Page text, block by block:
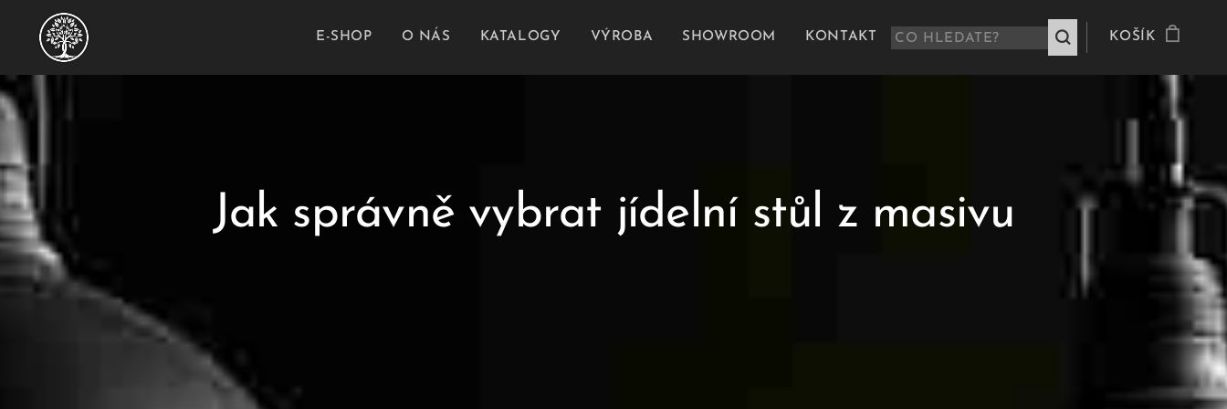
E-SHOP O NÁS KATALOGY VÝROBA SHOWROOM KONTAKT KOŠÍK
Jak správně vybrat jídelní stůl z masivu